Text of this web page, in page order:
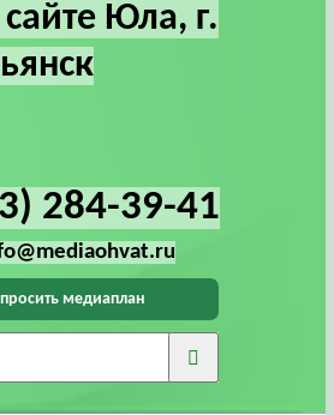
Юла, г.
284-39-41
медиаплан